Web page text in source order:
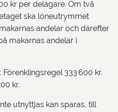
kr per delägare. Om två
ska löneutrymmet
andelar och därefter
makarnas andelar i
Förenklingsregel 333 600 kr.
kr.
utnyttjas kan sparas, till